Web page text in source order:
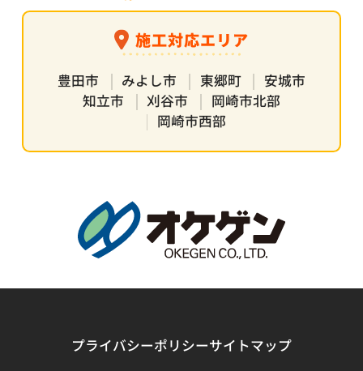
施工対応エリア
豊田市 みよし市 東郷町
安城市
知立市
刈谷市
岡崎市北部
岡崎市西部
プライバシーポリシーサイトマップ